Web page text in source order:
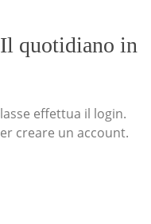
quotidiano in
effettua il login.
creare un account.